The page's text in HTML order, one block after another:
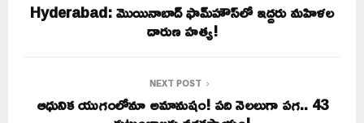
Hyderabad: మొయినాబాద్‌ ఫామ్‌హౌస్‌లో ఇద్దరు మహిళల
దారుణ హత్య!
NEXT POST
ఆధునిక యుగంలోనూ అమానుషం! పది నెలలుగా పగ.. 43